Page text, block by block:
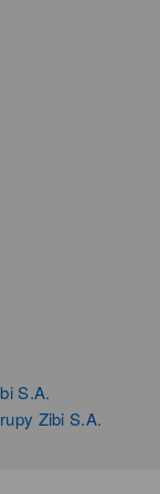
S.A.
Zibi S.A.